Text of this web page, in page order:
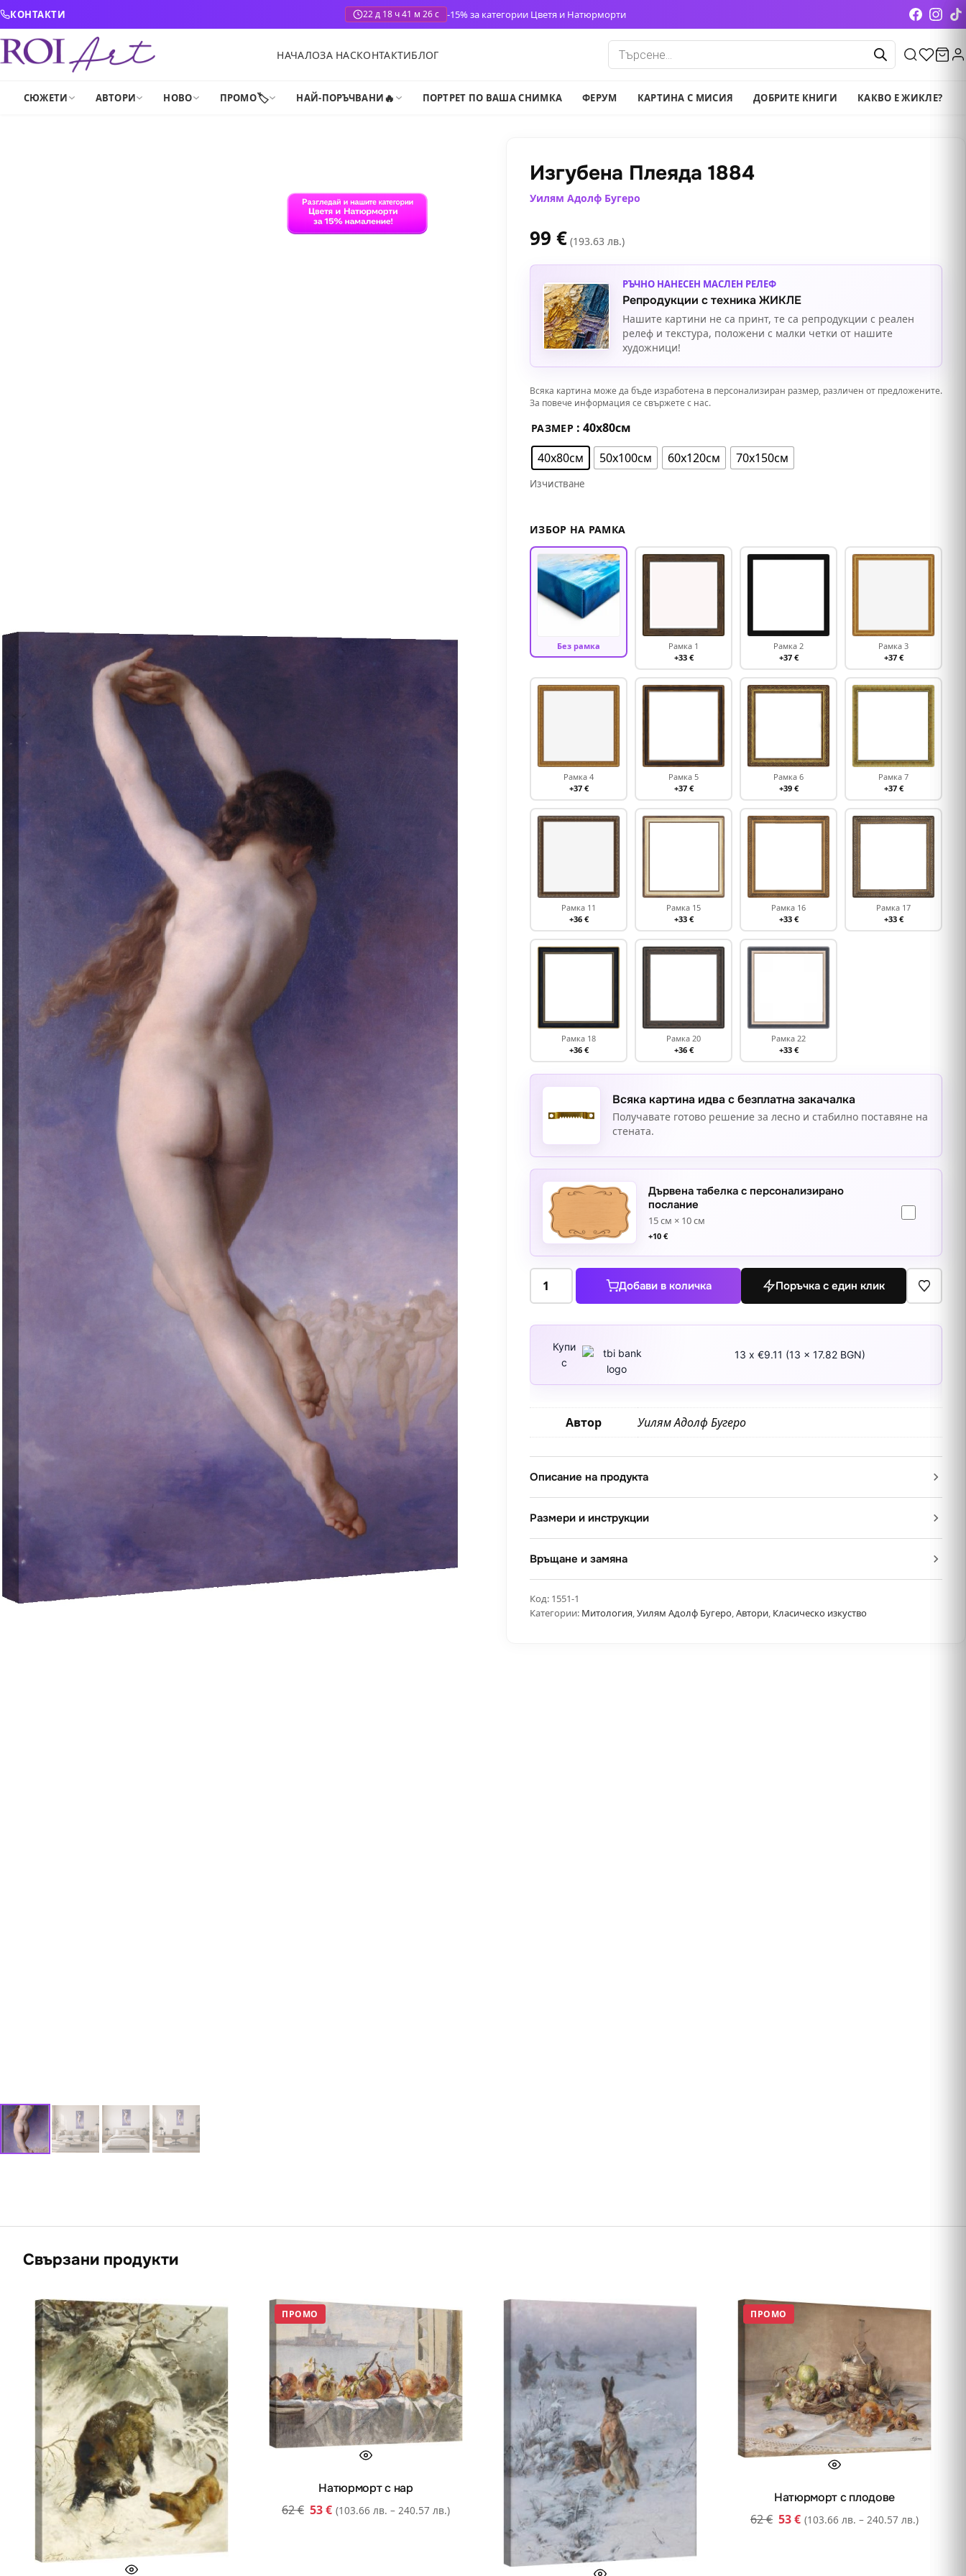
Skip to content
КОНТАКТИ 22 д 18 ч 41 м 24 с -15% за категории Цветя и Натюрморти
НАЧАЛОЗА НАСКОНТАКТИБЛОГ
Products
search
СЮЖЕТИ АВТОРИ НОВО ПРОМО🏷️ НАЙ-ПОРЪЧВАНИ🔥 ПОРТРЕТ ПО ВАША СНИМКА ФЕРУМ КАРТИНА С МИСИЯ ДОБРИТЕ КНИГИ КАКВО Е ЖИКЛЕ?
Изгубена Плеяда 1884
Уилям Адолф Бугеро
99 € (193.63 лв.)
РЪЧНО НАНЕСЕН МАСЛЕН РЕЛЕФ
Репродукции с техника ЖИКЛЕ
Нашите картини не са принт, те са репродукции с реален
релеф и текстура, положени с малки четки от нашите
художници!
Всяка картина може да бъде изработена в персонализиран размер, различен от предложените.
За повече информация се свържете с нас.
РАЗМЕР : 40х80см
40х80см
50х100см 60х120см 70х150см
Изчистване
ИЗБОР НА РАМКА
Без рамка
Рамка 1
+33 €
Рамка 2
+37 €
Рамка 3
+37 €
Рамка 4
+37 €
Рамка 5
+37 €
Рамка 6
+39 €
Рамка 7
+37 €
Рамка 11
+36 €
Рамка 15
+33 €
Рамка 16
+33 €
Рамка 17
+33 €
Рамка 18
+36 €
Рамка 20
+36 €
Рамка 22
+33 €
Всяка картина идва с безплатна закачалка
Получавате готово решение за лесно и стабилно поставяне на
стената.
Дървена табелка с персонализирано
послание
15 см × 10 см
+10 €
количество
Плеяда
1884
Добави в количка Поръчка с един клик
Купи
с
13 x €9.11 (13 x 17.82 BGN)
Автор Уилям Адолф Бугеро
Описание на продукта
Размери и инструкции
Връщане и замяна
Код: 1551-1
Категории: Митология,Уилям Адолф Бугеро,Автори, Класическо изкуство
Свързани продукти
ПРОМО
Натюрморт с нар
62€ 53€ (103.66 лв. – 240.57 лв.)
ПРОМО
Натюрморт с плодове
62€ 53€ (103.66 лв. – 240.57 лв.)